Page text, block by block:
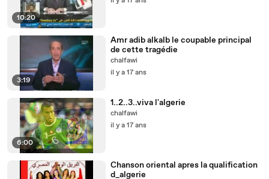
10:20
3:19
Amr adib alkalb le coupable principal
de cette tragédie
chalfawi
il y a 17 ans
6:00
1..2..3..viva l'algerie
chalfawi
il y a 17 ans
Chanson oriental apres la qualification
d_algerie